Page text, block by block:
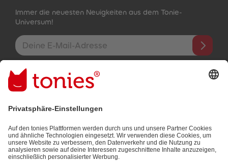
Immer die neuesten Neuigkeiten aus dem Tonie-
Universum!
E-Mail-Addresse
Mit dem Absenden abonnierst du unseren E-Mail-Newsletter, der
auf den von dir bereitgestellten Informationen (z.B. Account-
informationen) und den von dir zu Werbezwecken bereitgestellten
Datenschutzbestimmungen.
Bezahlmethoden: